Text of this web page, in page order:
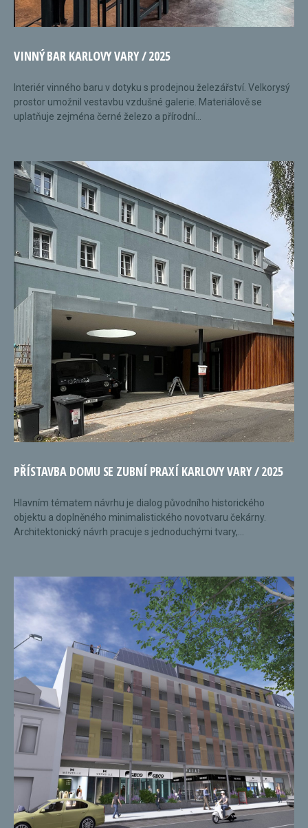
VINNÝ BAR KARLOVY VARY / 2025
Interiér vinného baru v dotyku s prodejnou železářství. Velkorysý
prostor umožnil vestavbu vzdušné galerie. Materiálově se
uplatňuje zejména černé železo a přírodní...
PŘÍSTAVBA DOMU SE ZUBNÍ PRAXÍ KARLOVY VARY / 2025
Hlavním tématem návrhu je dialog původního historického
objektu a doplněného minimalistického novotvaru čekárny.
Architektonický návrh pracuje s jednoduchými tvary,...